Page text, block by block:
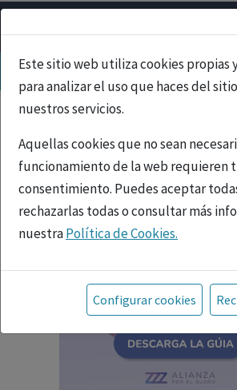
Este sitio web utiliza cookies propias
para analizar el uso que haces del
nuestros servicios.
Aquellas cookies que no sean
funcionamiento de la web requieren
consentimiento. Puedes aceptar
rechazarlas todas o consultar más
nuestraPolítica de Cookies.
Toda la información incluida en la
referida a productos del mercado
tanto, dirigida a profesionales
facultados para prescribir o
con ejercicio profesional. La
fármacos se facilita a título
Configurar cookies